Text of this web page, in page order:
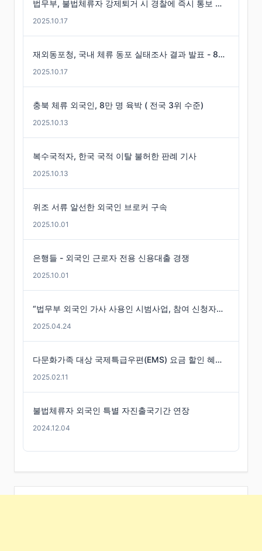
법무부, 불법체류자 강제퇴거 시 경찰에 즉시 통보 제도 마련
2025.10.17
재외동포청, 국내 체류 동포 실태조사 결과 발표 - 86만 명 체류 통계 발표
2025.10.17
충북 체류 외국인, 8만 명 육박 ( 전국 3위 수준)
2025.10.13
복수국적자, 한국 국적 이탈 불허한 판례 기사
2025.10.13
위조 서류 알선한 외국인 브로커 구속
2025.10.01
은행들 - 외국인 근로자 전용 신용대출 경쟁
2025.10.01
“법무부 외국인 가사 사용인 시범사업, 참여 신청자는 미미”
2025.04.24
다문화가족 대상 국제특급우편(EMS) 요금 할인 혜택 -경기도
2025.02.11
불법체류자 외국인 특별 자진출국기간 연장
2024.12.04